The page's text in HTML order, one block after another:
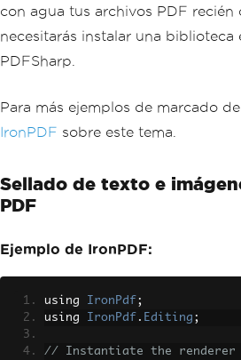
con agua tus archivos PDF recién
necesitarás instalar una biblioteca
PDFSharp.
Para más ejemplos de marcado
IronPDF sobre este tema.
Sellado de texto e
PDF
Ejemplo de IronPDF:
using IronPdf ;
using IronPdf . Editing ;
// Instantiate the renderer